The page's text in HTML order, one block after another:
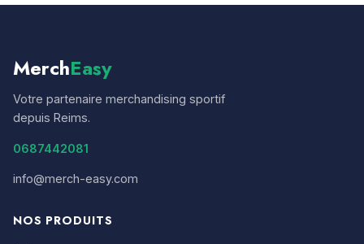
MerchEasy
Votre partenaire merchandising sportif
depuis Reims.
0687442081
info@merch-easy.com
NOS PRODUITS